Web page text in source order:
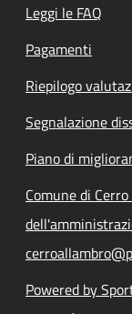
Leggi le FAQ
Pagamenti
Riepilogo
Segnalazione
Piano di
Comune di
Powered by